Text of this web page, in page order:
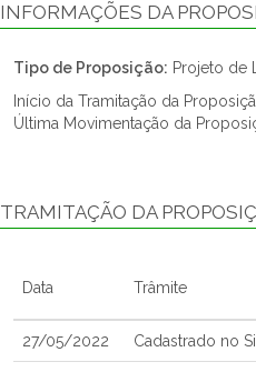
INFORMAÇÕES DA
Tipo de Proposição: Projeto de
Início da Tramitação da
Última Movimentação da
TRAMITAÇÃO DA
Data Trâmite
27/05/2022 Cadastrado no